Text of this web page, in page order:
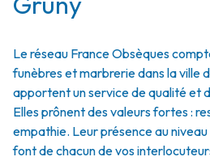
Le réseau France Obsèques
funèbres et marbrerie dans la ville
apportent un service de qualité et
Elles prônent des valeurs fortes :
empathie. Leur présence au
font de chacun de vos